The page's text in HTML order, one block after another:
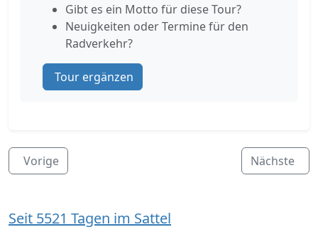
Gibt es ein Motto für diese Tour?
Neuigkeiten oder Termine für den
Radverkehr?
Tour ergänzen
Vorige Nächste
Seit 5521 Tagen im Sattel